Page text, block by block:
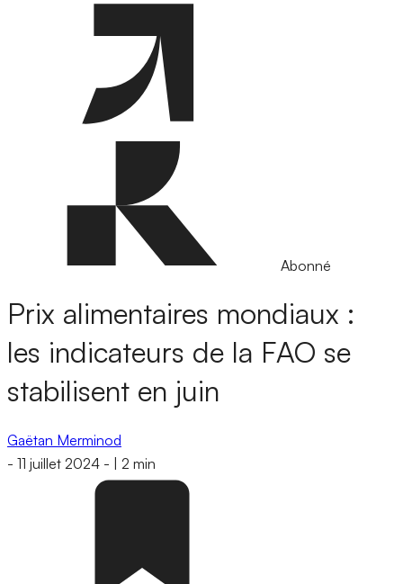
Abonné
Prix alimentaires mondiaux :
les indicateurs de la FAO se
stabilisent en juin
Gaëtan Merminod
- 11 juillet 2024 - 2 min